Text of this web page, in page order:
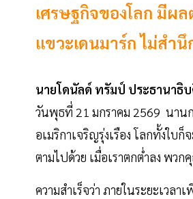
เศรษฐกิจของโลก มีผ
แขวะเดนมาร์ก ไม่สำ
นายโดนัลด์ ทรัมป์ ประธานาธิ
วันพุธที่ 21 มกราคม 2569 นานก
อเมริกาเจริญรุ่งเรือง โลกทั้งใบ
ตามไปด้วย เมื่อเราตกต่ำลง พวก
ความสำเร็จว่า ภายในระยะเวล